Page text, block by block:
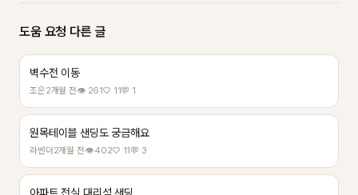
도움 요청 다른 글
벽수전 이동
조은2개월 전👁 261♡ 11💬 1
원목테이블 샌딩도 궁금해요
라벤더2개월 전👁 402♡ 11💬 3